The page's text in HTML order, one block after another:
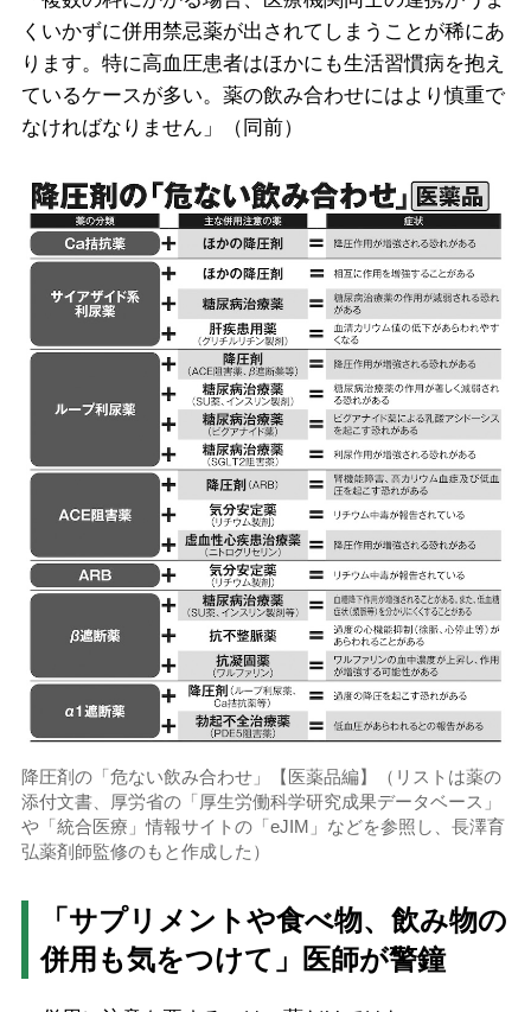
くいかずに併用禁忌薬が出されてしまうことが稀にあ
ります。特に高血圧患者はほかにも生活習慣病を抱え
ているケースが多い。薬の飲み合わせにはより慎重で
なければなりません」（同前）
降圧剤の「危ない飲み合わせ」【医薬品編】（リストは薬の
添付文書、厚労省の「厚生労働科学研究成果データベース」
や「統合医療」情報サイトの「eJIM」などを参照し、長澤育
弘薬剤師監修のもと作成した）
「サプリメントや食べ物、飲み物の
併用も気をつけて」医師が警鐘